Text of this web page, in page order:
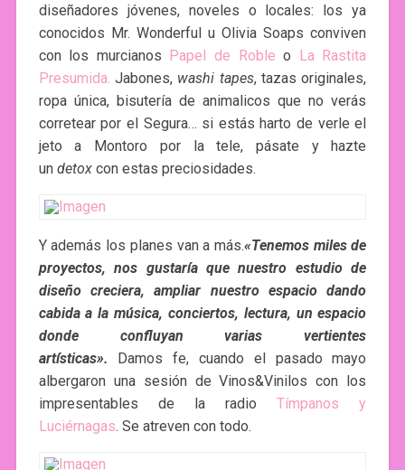
diseñadores jóvenes, noveles o locales: los ya
conocidos Mr. Wonderful u Olivia Soaps conviven
con los murcianos Papel de Roble o La Rastita
Presumida. Jabones, washi tapes, tazas originales,
ropa única, bisutería de animalicos que no verás
corretear por el Segura… si estás harto de verle el
jeto a Montoro por la tele, pásate y hazte
un detox con estas preciosidades.
Y además los planes van a más.«Tenemos miles de
proyectos, nos gustaría que nuestro estudio de
diseño creciera, ampliar nuestro espacio dando
cabida a la música, conciertos, lectura, un espacio
donde confluyan varias vertientes
artísticas».
Damos fe, cuando el pasado mayo
albergaron una sesión de Vinos&Vinilos con los
impresentables de la radio
Tímpanos y
Luciérnagas. Se atreven con todo.